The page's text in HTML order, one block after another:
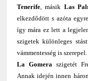
Tenerife, másik Las
elkezdődött s azóta
így mára ez lett a
szigetek különleges
vámmentesség is szerepel.
La Gomeraszigetét
Annak idején innen